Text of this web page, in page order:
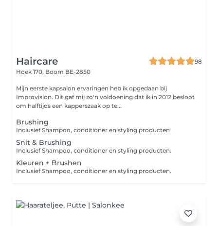
Haircare
98
Hoek 170, Boom BE-2850
Mijn eerste kapsalon ervaringen heb ik opgedaan bij
Improvision. Dit gaf mij zo'n voldoening dat ik in 2012 besloot
om halftijds een kapperszaak op te...
Brushing
Inclusief Shampoo, conditioner en styling producten
Snit & Brushing
Inclusief Shampoo, conditioner en styling producten.
Kleuren + Brushen
Inclusief Shampoo, conditioner en styling producten.